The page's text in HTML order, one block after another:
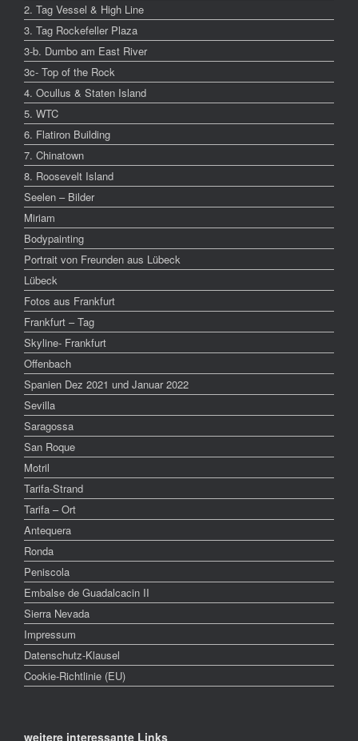
2. Tag Vessel & High Line
3. Tag Rockefeller Plaza
3-b. Dumbo am East River
3c- Top of the Rock
4. Ocullus & Staten Island
5. WTC
6. Flatiron Building
7. Chinatown
8. Roosevelt Island
Seelen – Bilder
Miriam
Bodypainting
Portrait von Freunden aus Lübeck
Lübeck
Fotos aus Frankfurt
Frankfurt – Tag
Skyline- Frankfurt
Offenbach
Spanien Dez 2021 und Januar 2022
Sevilla
Saragossa
San Roque
Motril
Tarifa-Strand
Tarifa – Ort
Antequera
Ronda
Peniscola
Embalse de Guadalcacin II
Sierra Nevada
Impressum
Datenschutz-Klausel
Cookie-Richtlinie (EU)
weitere interessante Links